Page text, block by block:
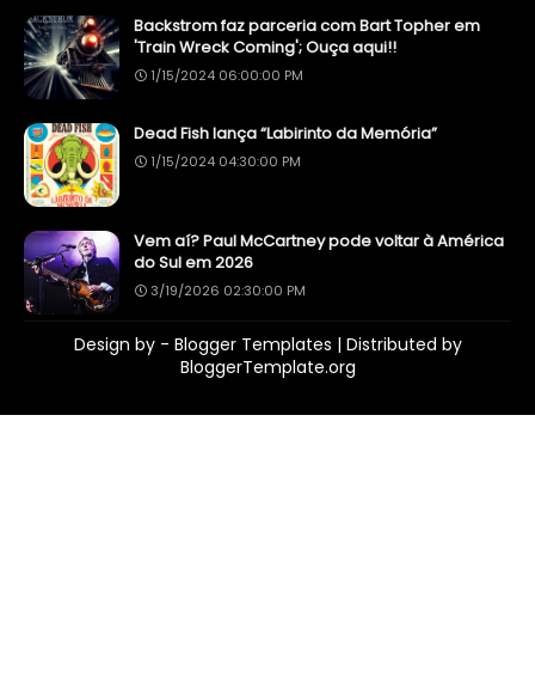
Backstrom faz parceria com Bart Topher em
'Train Wreck Coming'; Ouça aqui!!
1/15/2024 06:00:00 PM
Dead Fish lança “Labirinto da Memória”
1/15/2024 04:30:00 PM
Vem aí? Paul McCartney pode voltar à América
do Sul em 2026
3/19/2026 02:30:00 PM
Design by - Blogger Templates | Distributed by
BloggerTemplate.org